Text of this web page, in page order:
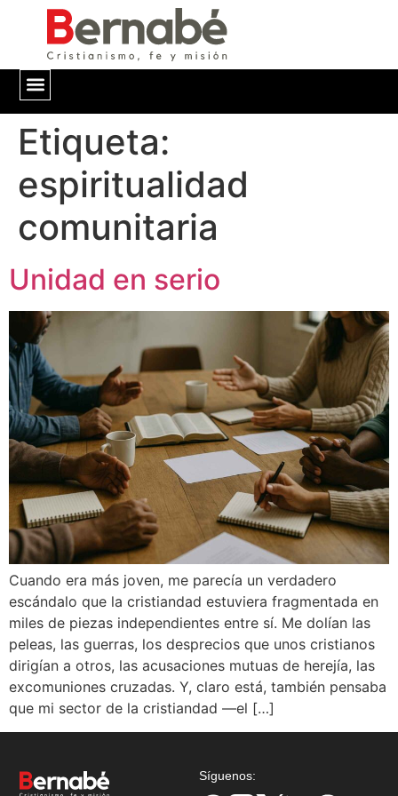
Etiqueta:
espiritualidad
comunitaria
Unidad en serio
Cuando era más joven, me parecía un verdadero
escándalo que la cristiandad estuviera fragmentada en
miles de piezas independientes entre sí. Me dolían las
peleas, las guerras, los desprecios que unos cristianos
dirigían a otros, las acusaciones mutuas de herejía, las
excomuniones cruzadas. Y, claro está, también pensaba
que mi sector de la cristiandad —el […]
Síguenos: